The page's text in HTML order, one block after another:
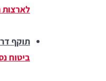
לארצות
תוקף
ביטוח